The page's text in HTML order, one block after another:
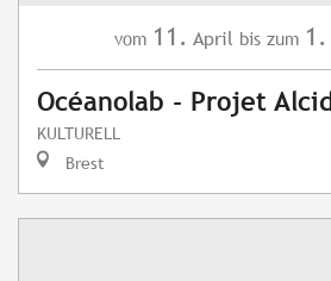
vom 11. April bis zum 1.
Océanolab - Projet Alcid
KULTURELL
Brest